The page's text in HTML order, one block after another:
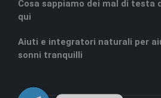
Cosa sappiamo dei mal di testa
qui
Aiuti e integratori naturali per
sonni tranquilli